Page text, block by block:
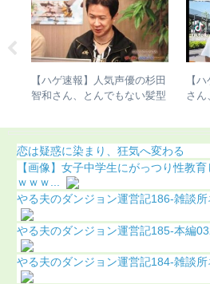
しまう
【ハゲ速報】かまいたち濱
家、ナチュラルにハゲる（画
恋は疑惑に染まり、狂気へ変わる
【画像】女子中学生にがっつり性教
ｗｗｗ...
やる夫のダンジョン運営記186-雑談
やる夫のダンジョン運営記185-本編
やる夫のダンジョン運営記184-雑談所